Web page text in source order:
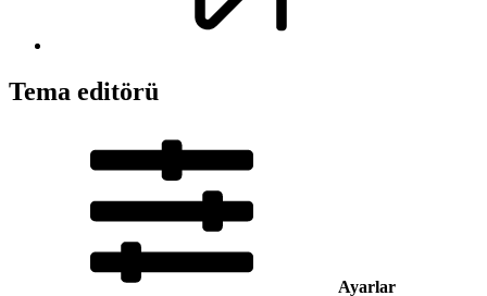
Tema editörü
Ayarlar